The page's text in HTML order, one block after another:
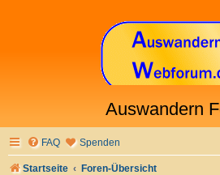
Auswandern
FAQ Spenden
Startseite Foren-Übersicht